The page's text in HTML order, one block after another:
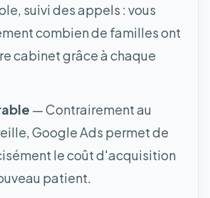
suivi des appels : vous
combien de familles ont
cabinet grâce à chaque
— Contrairement au
Google Ads permet de
le coût d'acquisition
patient.